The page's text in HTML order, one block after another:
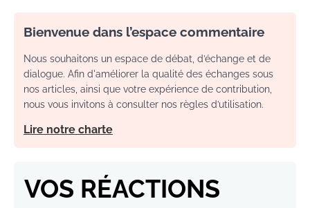
Bienvenue dans l’espace commentaire
Nous souhaitons un espace de débat, d’échange et de
dialogue. Afin d'améliorer la qualité des échanges sous
nos articles, ainsi que votre expérience de contribution,
nous vous invitons à consulter nos règles d’utilisation.
Lire notre charte
VOS RÉACTIONS